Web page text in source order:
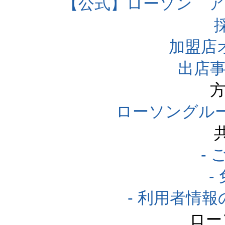
加盟店
出店
ローソングル
-
-
- 利用者情報
ロ